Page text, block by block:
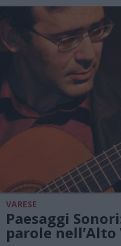
VARESE
Paesaggi
parole